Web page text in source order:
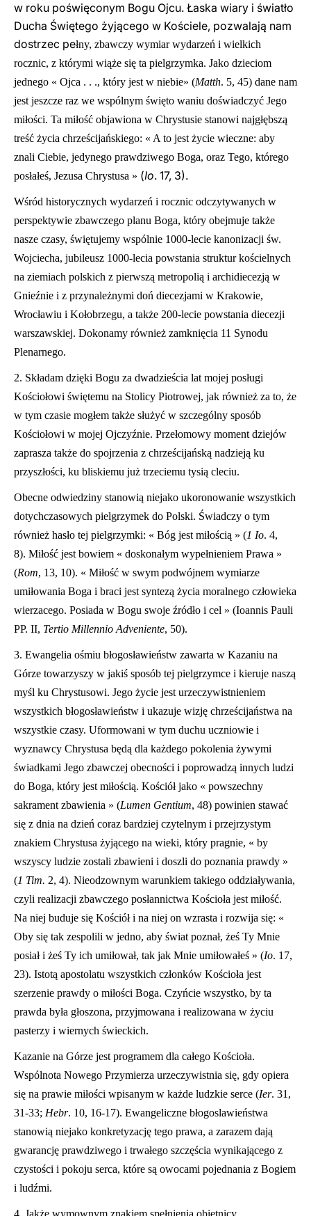
w roku poświęconym Bogu Ojcu. Łaska wiary i światło
Ducha Świętego żyjącego w Kościele, pozwalają nam
dostrzec pełny, zbawczy wymiar wydarzeń i wielkich
rocznic, z którymi wiąże się ta pielgrzymka. Jako dzieciom
jednego « Ojca . . ., który jest w niebie» (Matth. 5, 45) dane nam
jest jeszcze raz we wspólnym święto waniu doświadczyć Jego
miłości. Ta miłość objawiona w Chrystusie stanowi najgłębszą
treść życia chrześcijańskiego: « A to jest życie wieczne: aby
znali Ciebie, jedynego prawdziwego Boga, oraz Tego, którego
posłałeś, Jezusa Chrystusa » (Io. 17, 3).
Wśród historycznych wydarzeń i rocznic odczytywanych w
perspektywie zbawczego planu Boga, który obejmuje także
nasze czasy, świętujemy wspólnie 1000-lecie kanonizacji św.
Wojciecha, jubileusz 1000-lecia powstania struktur kościelnych
na ziemiach polskich z pierwszą metropolią i archidiecezją w
Gnieźnie i z przynależnymi doń diecezjami w Krakowie,
Wrocławiu i Kołobrzegu, a także 200-lecie powstania diecezji
warszawskiej. Dokonamy również zamknięcia 11 Synodu
Plenarnego.
2. Składam dzięki Bogu za dwadzieścia lat mojej posługi
Kościołowi świętemu na Stolicy Piotrowej, jak również za to, że
w tym czasie mogłem także służyć w szczególny sposób
Kościołowi w mojej Ojczyźnie. Przełomowy moment dziejów
zaprasza także do spojrzenia z chrześcijańską nadzieją ku
przyszłości, ku bliskiemu już trzeciemu tysią cleciu.
Obecne odwiedziny stanowią niejako ukoronowanie wszystkich
dotychczasowych pielgrzymek do Polski. Świadczy o tym
również hasło tej pielgrzymki: « Bóg jest miłością » (1 Io. 4,
8). Miłość jest bowiem « doskonałym wypełnieniem Prawa »
(Rom, 13, 10). « Miłość w swym podwójnem wymiarze
umiłowania Boga i braci jest syntezą życia moralnego człowieka
wierzacego. Posiada w Bogu swoje źródło i cel » (Ioannis Pauli
PP. II, Tertio Millennio Adveniente, 50).
3. Ewangelia ośmiu błogosławieństw zawarta w Kazaniu na
Górze towarzyszy w jakiś sposób tej pielgrzymce i kieruje naszą
myśl ku Chrystusowi. Jego życie jest urzeczywistnieniem
wszystkich błogosławieństw i ukazuje wizję chrześcijaństwa na
wszystkie czasy. Uformowani w tym duchu uczniowie i
wyznawcy Chrystusa będą dla każdego pokolenia żywymi
świadkami Jego zbawczej obecności i poprowadzą innych ludzi
do Boga, który jest miłością. Kościół jako « powszechny
sakrament zbawienia » (Lumen Gentium, 48) powinien stawać
się z dnia na dzień coraz bardziej czytelnym i przejrzystym
znakiem Chrystusa żyjącego na wieki, który pragnie, « by
wszyscy ludzie zostali zbawieni i doszli do poznania prawdy »
(1 Tim. 2, 4). Nieodzownym warunkiem takiego oddziaływania,
czyli realizacji zbawczego posłannictwa Kościoła jest miłość.
Na niej buduje się Kościół i na niej on wzrasta i rozwija się: «
Oby się tak zespolili w jedno, aby świat poznał, żeś Ty Mnie
posiał i żeś Ty ich umiłował, tak jak Mnie umiłowałeś » (Io. 17,
23). Istotą apostolatu wszystkich członków Kościoła jest
szerzenie prawdy o miłości Boga. Czyńcie wszystko, by ta
prawda była głoszona, przyjmowana i realizowana w życiu
pasterzy i wiernych świeckich.
Kazanie na Górze jest programem dla całego Kościoła.
Wspólnota Nowego Przymierza urzeczywistnia się, gdy opiera
się na prawie miłości wpisanym w każde ludzkie serce (Ier. 31,
31-33; Hebr. 10, 16-17). Ewangeliczne błogoslawieństwa
stanowią niejako konkretyzację tego prawa, a zarazem dają
gwarancję prawdziwego i trwałego szczęścia wynikającego z
czystości i pokoju serca, które są owocami pojednania z Bogiem
i ludźmi.
4. Jakże wymownym znakiem spełnienia obietnicy